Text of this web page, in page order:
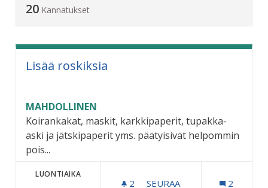
20 Kannatukset
Lisää roskiksia
MAHDOLLINEN
Koirankakat, maskit, karkkipaperit, tupakka-
aski ja jätskipaperit yms. päätyisivät helpommin
pois...
LUONTIAIKA
2 2 SEURAAJAA
SEURAA 2